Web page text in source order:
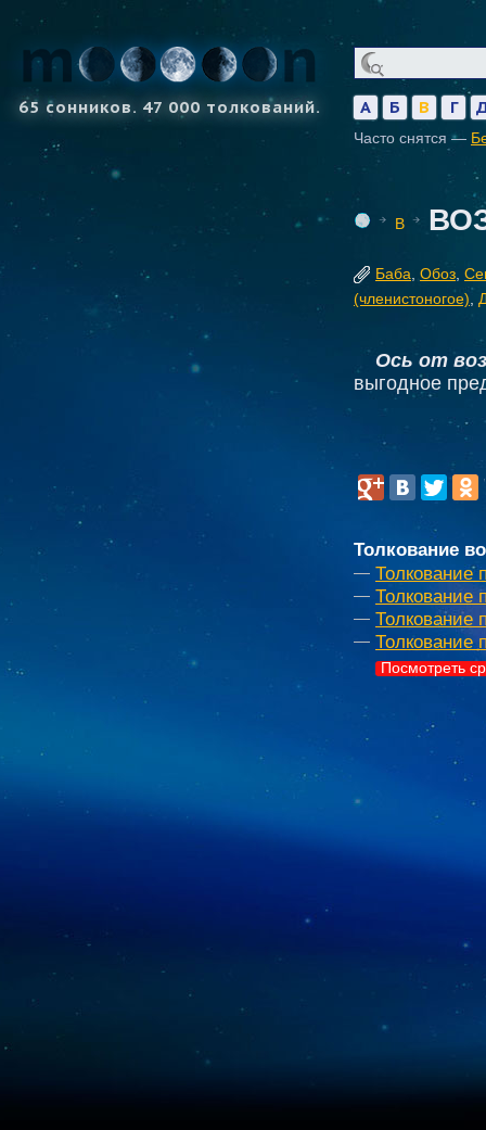
65 сонников. 47 000 толкований. А Б В Г
Часто снятся —
В
Баба Обоз
(членистоногое)
Ось от
выгодное
Толкование
Толкование
Толкование
Толкование
Толкование
Посмотреть